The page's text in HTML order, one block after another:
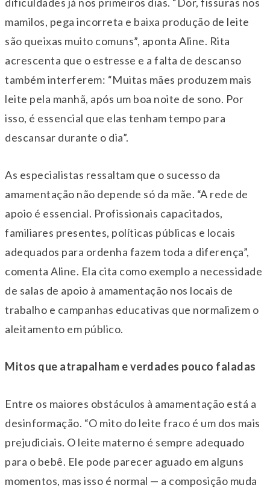
mamilos, pega incorreta e baixa produção de leite
são queixas muito comuns”, aponta Aline. Rita
acrescenta que o estresse e a falta de descanso
também interferem: “Muitas mães produzem mais
leite pela manhã, após um boa noite de sono. Por
isso, é essencial que elas tenham tempo para
descansar durante o dia”.
As especialistas ressaltam que o sucesso da
amamentação não depende só da mãe. “A rede de
apoio é essencial. Profissionais capacitados,
familiares presentes, políticas públicas e locais
adequados para ordenha fazem toda a diferença”,
comenta Aline. Ela cita como exemplo a necessidade
de salas de apoio à amamentação nos locais de
trabalho e campanhas educativas que normalizem o
aleitamento em público.
Mitos que atrapalham e verdades pouco faladas
Entre os maiores obstáculos à amamentação está a
desinformação. “O mito do leite fraco é um dos mais
prejudiciais. O leite materno é sempre adequado
para o bebê. Ele pode parecer aguado em alguns
momentos, mas isso é normal — a composição muda